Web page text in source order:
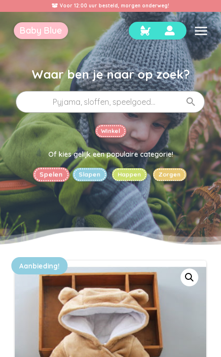
Volg je Baby Blue al op Social Media?
Baby Blue
Waar ben je naar op zoek?
Winkel
Of kies gelijk een populaire categorie!
Spelen Slapen Happen Zorgen
Aanbieding!